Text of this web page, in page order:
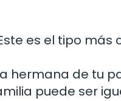
es el tipo más
hermana de tu
puede ser